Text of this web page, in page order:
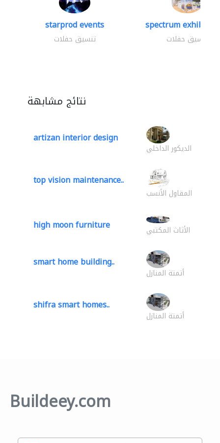
starprod events
تنسيق حفلات
spectrum
تنسيق حفلات
نتائج مشابهة
artizan interior design
الديكور الداخلي
top vision maintenance..
المقاول الأنسب
high moon furniture الأثاث المكتبي
smart home building..
أتمتة المنازل
shifra smart homes..
أتمتة المنازل
Buildeey.com